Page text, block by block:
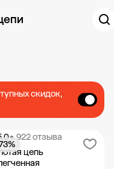
скидок,
• 922 отзыва
цепь